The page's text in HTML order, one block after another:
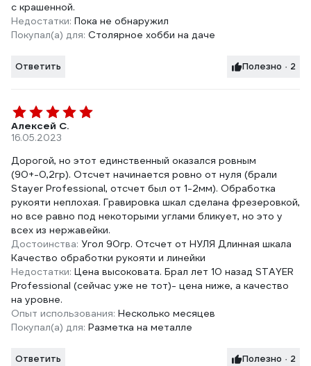
с крашенной.
Недостатки: Пока не обнаружил
Покупал(а) для: Столярное хобби на даче
Ответить Полезно · 2
Алексей С.
16.05.2023
Дорогой, но этот единственный оказался ровным
(90+-0,2гр). Отсчет начинается ровно от нуля (брали
Stayer Professional, отсчет был от 1-2мм). Обработка
рукояти неплохая. Гравировка шкал сделана фрезеровкой,
но все равно под некоторыми углами бликует, но это у
всех из нержавейки.
Достоинства: Угол 90гр. Отсчет от НУЛЯ Длинная шкала
Качество обработки рукояти и линейки
Недостатки: Цена высоковата. Брал лет 10 назад STAYER
Professional (сейчас уже не тот)- цена ниже, а качество
на уровне.
Опыт использования: Несколько месяцев
Покупал(а) для: Разметка на металле
Ответить Полезно · 2